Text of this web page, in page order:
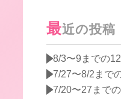
最近の投稿
8/3〜9までの
7/27〜8/2まで
7/20〜27まで